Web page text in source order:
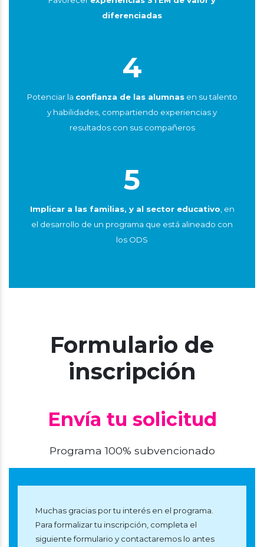
diferenciadas
4
Potenciar la confianza de las alumnasen su talento
y habilidades, compartiendo experiencias y
resultados con sus compañeros
5
Implicar a las familias, y al sector educativo , en
el desarrollo de un programa que está alineado con
los ODS
Formulario de
inscripción
Envía tu solicitud
Programa 100% subvencionado
Muchas gracias por tu interés en el programa.
Para formalizar tu inscripción, completa el
siguiente formulario y contactaremos lo antes